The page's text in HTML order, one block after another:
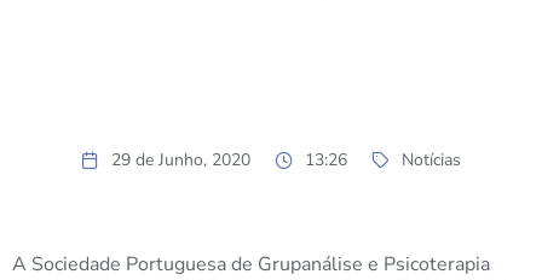
29 de Junho, 2020 13:26 Notícias
A Sociedade Portuguesa de Grupanálise e Psicoterapia